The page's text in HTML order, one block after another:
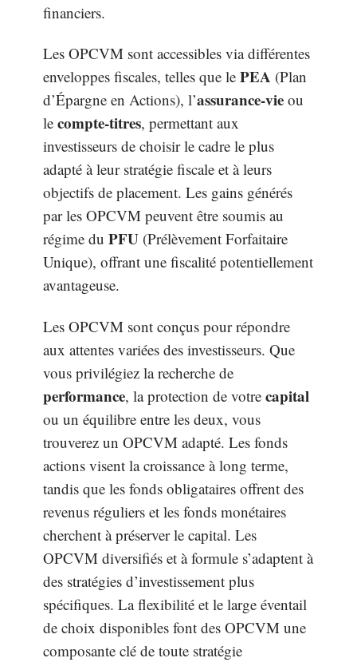
financiers.
Les OPCVM sont accessibles via différentes
enveloppes fiscales, telles que le PEA (Plan
d’Épargne en Actions), l’assurance-vie ou
le compte-titres, permettant aux
investisseurs de choisir le cadre le plus
adapté à leur stratégie fiscale et à leurs
objectifs de placement. Les gains générés
par les OPCVM peuvent être soumis au
régime du PFU (Prélèvement Forfaitaire
Unique), offrant une fiscalité potentiellement
avantageuse.
Les OPCVM sont conçus pour répondre
aux attentes variées des investisseurs. Que
vous privilégiez la recherche de
performance, la protection de votre capital
ou un équilibre entre les deux, vous
trouverez un OPCVM adapté. Les fonds
actions visent la croissance à long terme,
tandis que les fonds obligataires offrent des
revenus réguliers et les fonds monétaires
cherchent à préserver le capital. Les
OPCVM diversifiés et à formule s’adaptent à
des stratégies d’investissement plus
spécifiques. La flexibilité et le large éventail
de choix disponibles font des OPCVM une
composante clé de toute stratégie